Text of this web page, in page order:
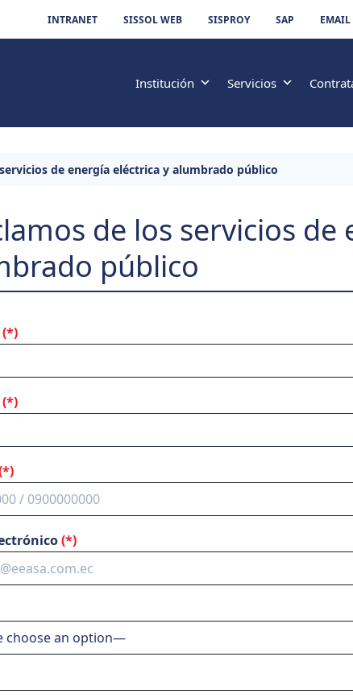
INTRANET SISSOL WEB SISPROY SAP EMAIL
Institución Servicios
de energía eléctrica y alumbrado público
de los servicios de
público
(*)
(*)
(*)